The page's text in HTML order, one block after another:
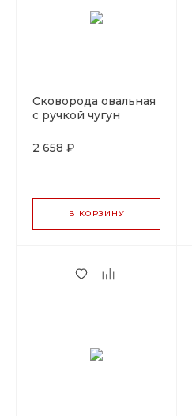
Сковорода овальная
с ручкой чугун
2 658 ₽
В КОРЗИНУ